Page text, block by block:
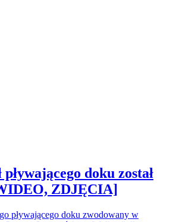
doku został
ZDJĘCIA]
pływającego doku zwodowany w